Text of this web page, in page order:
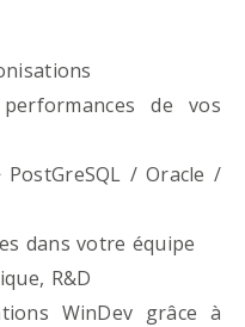
de vos
/ Oracle /
dans votre équipe
R&D
WinDev grâce à